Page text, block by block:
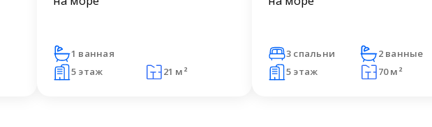
1 ванная
5 этаж
21 м²
3 спальни
2 ванные
5 этаж
70 м²